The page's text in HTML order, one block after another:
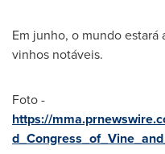
Em junho, o mundo estará
vinhos notáveis.
Foto -
https://